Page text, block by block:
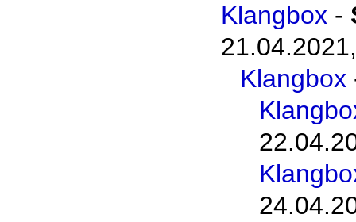
Klangbox -
Klangbox